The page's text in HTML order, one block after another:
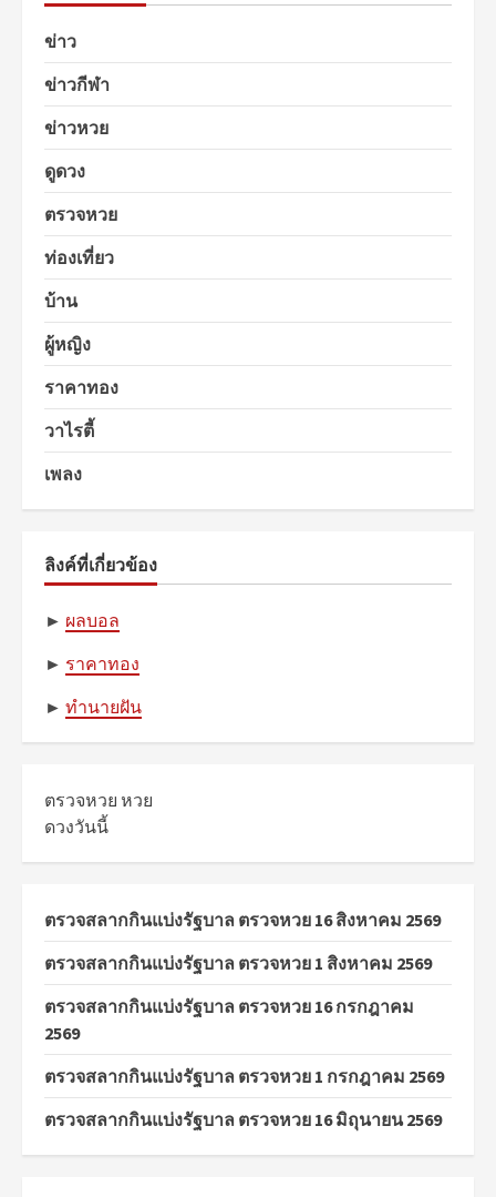
ข่าว
ข่าวกีฬา
ข่าวหวย
ดูดวง
ตรวจหวย
ท่องเที่ยว
บ้าน
ผู้หญิง
ราคาทอง
วาไรตี้
เพลง
ลิงค์ที่เกี่ยวข้อง
► ผลบอล
► ราคาทอง
► ทำนายฝัน
ตรวจหวย หวย
ดวงวันนี้
ตรวจสลากกินแบ่งรัฐบาล ตรวจหวย 16 สิงหาคม 2569
ตรวจสลากกินแบ่งรัฐบาล ตรวจหวย 1 สิงหาคม 2569
ตรวจสลากกินแบ่งรัฐบาล ตรวจหวย 16 กรกฎาคม
2569
ตรวจสลากกินแบ่งรัฐบาล ตรวจหวย 1 กรกฎาคม 2569
ตรวจสลากกินแบ่งรัฐบาล ตรวจหวย 16 มิถุนายน 2569